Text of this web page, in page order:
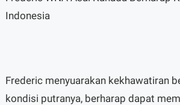
Indonesia
Frederic menyuarakan kekhawatiran
kondisi putranya, berharap dapat